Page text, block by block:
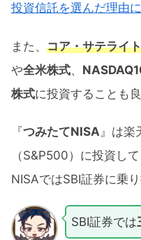
投資信託を選んだ理由
また、 コア・サテライ
や全米株式、
株式に投資することも
『つみたてNISA 』は楽
（S&P500）に投資し
NISAではSBI証券に乗り
SBI証券では